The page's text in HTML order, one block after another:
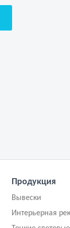
Продукция
Вывески
Интерьерная